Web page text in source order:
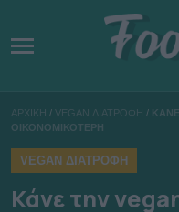
ΑΡΧΙΚΗ / VEGAN ΔΙΑΤΡΟΦΗ /
ΟΙΚΟΝΟΜΙΚΟΤΕΡΗ
VEGAN ΔΙΑΤΡΟΦΗ
Κάνε την